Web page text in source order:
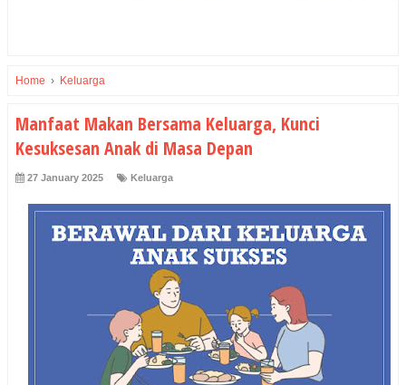
Home › Keluarga
Manfaat Makan Bersama Keluarga, Kunci
Kesuksesan Anak di Masa Depan
27 January 2025 Keluarga